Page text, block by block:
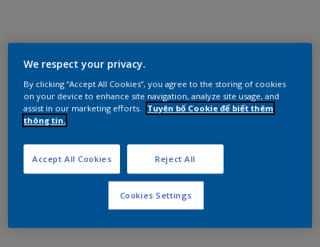
We respect your privacy.
By clicking “Accept All Cookies”, you agree to the storing of cookies
on your device to enhance site navigation, analyze site usage, and
assist in our marketing efforts.
Tuyên bố Cookie để biết thêm
thông tin.
Reject All
Accept All Cookies
Cookies Settings